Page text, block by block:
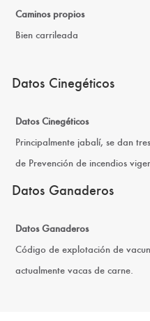
Caminos propios
Bien carrileada
Datos Cinegéticos
Datos Cinegéticos
Principalmente jabalí, se dan
de Prevención de incendios
Datos Ganaderos
Datos Ganaderos
Código de explotación de
actualmente vacas de carne.